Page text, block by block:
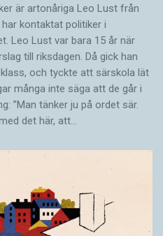
är artonåriga Leo Lust från
kontaktat politiker i
Leo Lust var bara 15 år när
till riksdagen. Då gick han
och tyckte att särskola lät
många inte säga att de går i
”Man tänker ju på ordet sär.
det här, att…